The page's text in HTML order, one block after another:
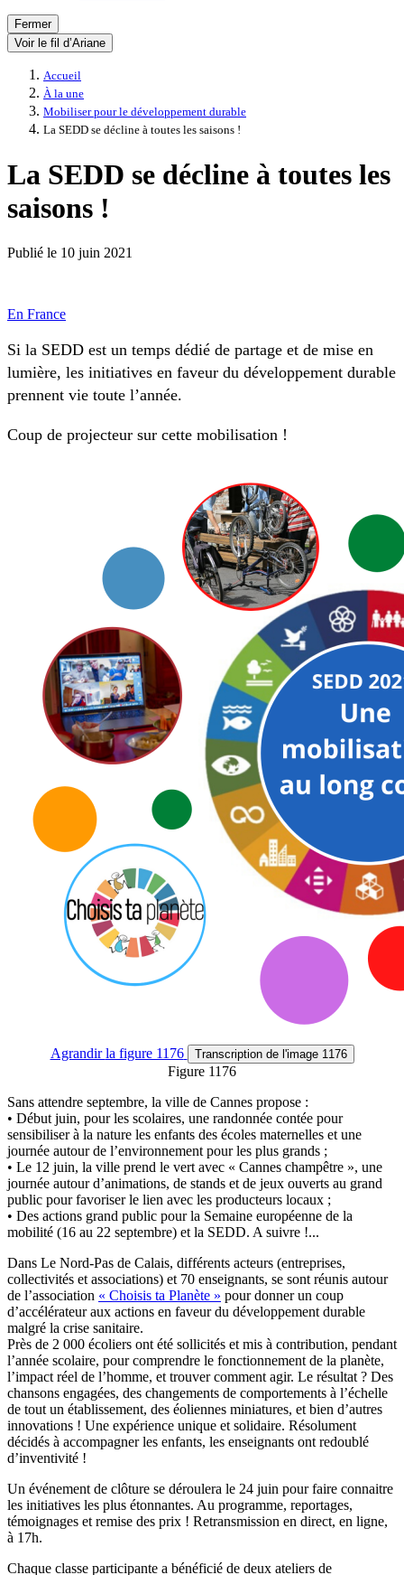
Fermer
Voir le fil d’Ariane
Accueil
À la une
Mobiliser pour le développement durable
La SEDD se décline à toutes les saisons !
La SEDD se décline à toutes les
saisons !
Publié le 10 juin 2021
En France
Si la SEDD est un temps dédié de partage et de mise en
lumière, les initiatives en faveur du développement durable
prennent vie toute l’année.
Coup de projecteur sur cette mobilisation !
Agrandirla figure 1176 Transcription de l'image 1176
Figure 1176
Sans attendre septembre, la ville de Cannes propose :
• Début juin, pour les scolaires, une randonnée contée pour
sensibiliser à la nature les enfants des écoles maternelles et une
journée autour de l’environnement pour les plus grands ;
• Le 12 juin, la ville prend le vert avec « Cannes champêtre », une
journée autour d’animations, de stands et de jeux ouverts au grand
public pour favoriser le lien avec les producteurs locaux ;
• Des actions grand public pour la Semaine européenne de la
mobilité (16 au 22 septembre) et la SEDD. A suivre !...
Dans Le Nord-Pas de Calais, différents acteurs (entreprises,
collectivités et associations) et 70 enseignants, se sont réunis autour
de l’association « Choisis ta Planète » pour donner un coup
d’accélérateur aux actions en faveur du développement durable
malgré la crise sanitaire.
Près de 2 000 écoliers ont été sollicités et mis à contribution, pendant
l’année scolaire, pour comprendre le fonctionnement de la planète,
l’impact réel de l’homme, et trouver comment agir. Le résultat ? Des
chansons engagées, des changements de comportements à l’échelle
de tout un établissement, des éoliennes miniatures, et bien d’autres
innovations ! Une expérience unique et solidaire. Résolument
décidés à accompagner les enfants, les enseignants ont redoublé
d’inventivité !
Un événement de clôture se déroulera le 24 juin pour faire connaitre
les initiatives les plus étonnantes. Au programme, reportages,
témoignages et remise des prix ! Retransmission en direct, en ligne,
à 17h.
Chaque classe participante a bénéficié de deux ateliers de